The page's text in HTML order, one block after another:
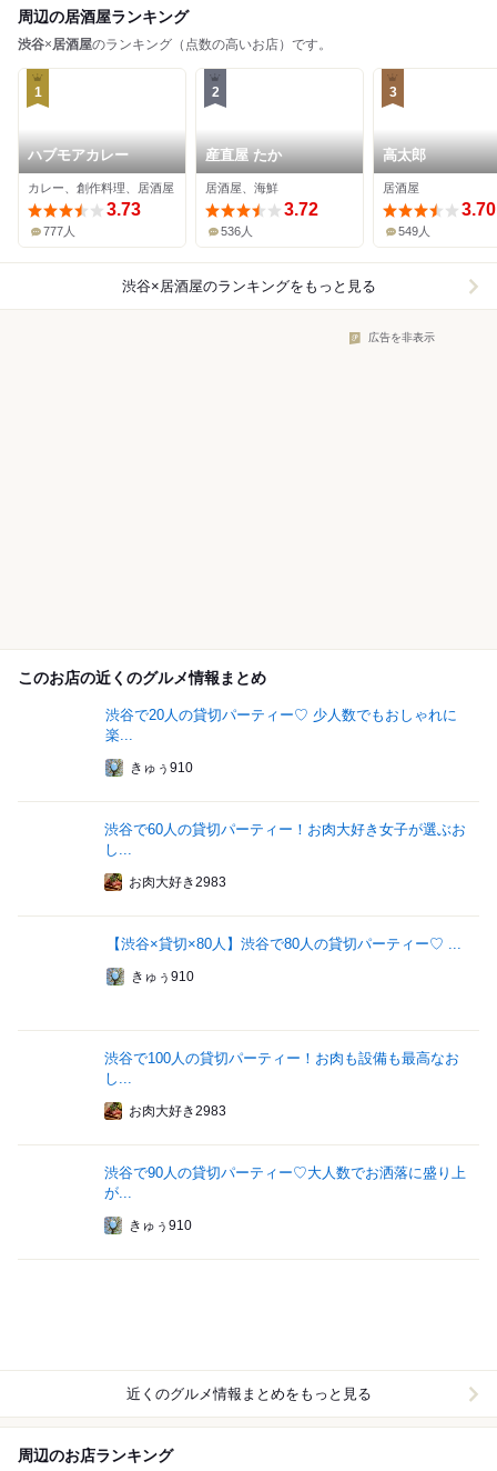
周辺の居酒屋ランキング
渋谷×居酒屋のランキング（点数の高いお店）です。
1
ハブモアカレー
カレー、創作料理、居酒屋
3.73
777人
2
産直屋 たか
居酒屋、海鮮
3.72
536人
3
高太郎
居酒屋
3.70
549人
渋谷×居酒屋のランキングをもっと見る
広告を非表示
このお店の近くのグルメ情報まとめ
渋谷で20人の貸切パーティー♡ 少人数でもおしゃれに
楽...
きゅぅ910
渋谷で60人の貸切パーティー！お肉大好き女子が選ぶお
し...
お肉大好き2983
【渋谷×貸切×80人】渋谷で80人の貸切パーティー♡ ...
きゅぅ910
渋谷で100人の貸切パーティー！お肉も設備も最高なお
し...
お肉大好き2983
渋谷で90人の貸切パーティー♡大人数でお洒落に盛り上
が...
きゅぅ910
近くのグルメ情報まとめをもっと見る
周辺のお店ランキング